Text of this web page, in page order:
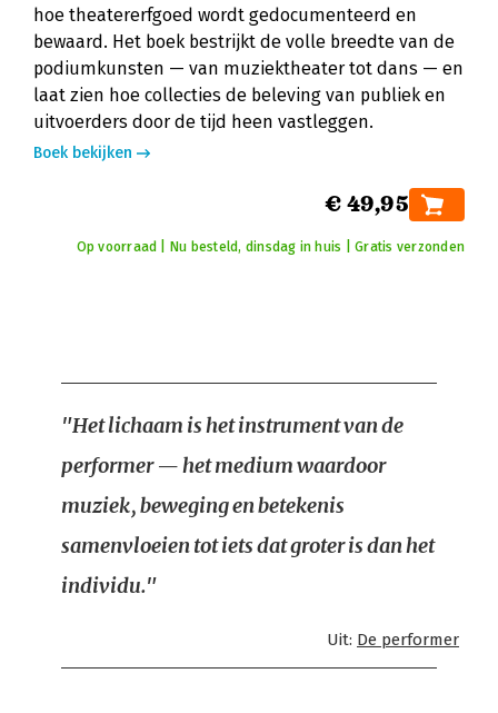
hoe theatererfgoed wordt gedocumenteerd en
bewaard. Het boek bestrijkt de volle breedte van de
podiumkunsten — van muziektheater tot dans — en
laat zien hoe collecties de beleving van publiek en
uitvoerders door de tijd heen vastleggen.
Boek bekijken
€ 49,95
Op voorraad | Nu besteld, dinsdag in huis | Gratis verzonden
"Het lichaam is het instrument van de
performer — het medium waardoor
muziek, beweging en betekenis
samenvloeien tot iets dat groter is dan het
individu."
Uit: De performer